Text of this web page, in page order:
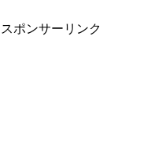
スポンサーリンク